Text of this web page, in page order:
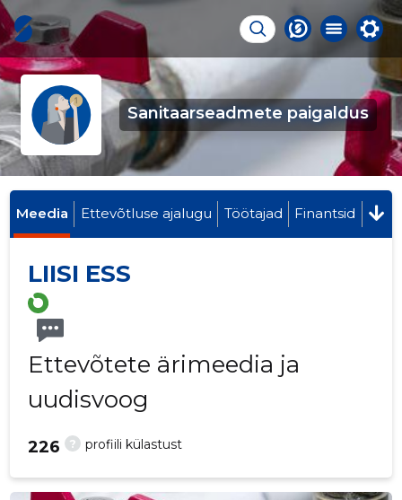
Sanitaarseadmete paigaldus
Meedia Ettevõtluse ajalugu Töötajad Finantsid
LIISI ESS
Ettevõtete ärimeedia ja
uudisvoog
? profiili külastust
226